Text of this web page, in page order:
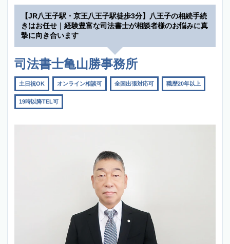
【JR八王子駅・京王八王子駅徒歩3分】八王子の相続手続
きはお任せ｜経験豊富な司法書士が相談者様のお悩みに真
摯に向き合います
司法書士亀山勝事務所
土日祝OK オンライン相談可 全国出張対応可 職歴20年以上
19時以降TEL可